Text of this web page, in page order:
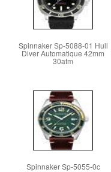
Spinnaker Sp-5088-01 Hull
Diver Automatique 42mm
30atm
Spinnaker Sp-5055-0c